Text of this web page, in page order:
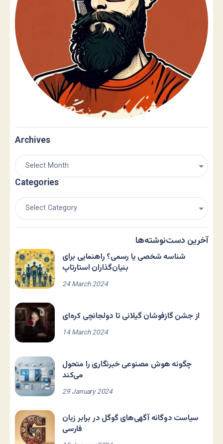
Archives
Categories
آخرین دست‌نوشته‌ها
شناسه شخصی یا رسمی؟ راهنمایی برای
بنیان‌گذاران استارتاپ
24 March 2024
از جشن گازفوشان گیلانی تا دولجانچی کره‌ای
14 March 2024
چگونه هوش مصنوعی خبرنگاری را متحول
می‌کند
29 January 2024
سیاست دوگانه آگهی‌های گوگل در برابر زبان
فارسی